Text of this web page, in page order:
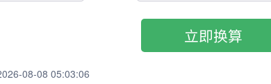
08-08 05:03:06
立即换算